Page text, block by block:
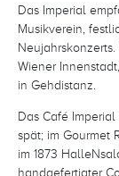
Das Imperial
Musikverein,
Wiener
in Gehdistanz.
Das Café
spät; im Gourmet
im 1873
handgefertigter